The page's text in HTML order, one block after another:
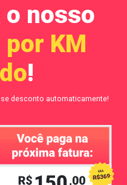
o nosso
por KM
!
desconto automaticamente!